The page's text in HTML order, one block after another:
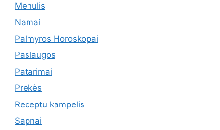
Menulis
Namai
Palmyros Horoskopai
Paslaugos
Patarimai
Prekės
Receptu kampelis
Sapnai